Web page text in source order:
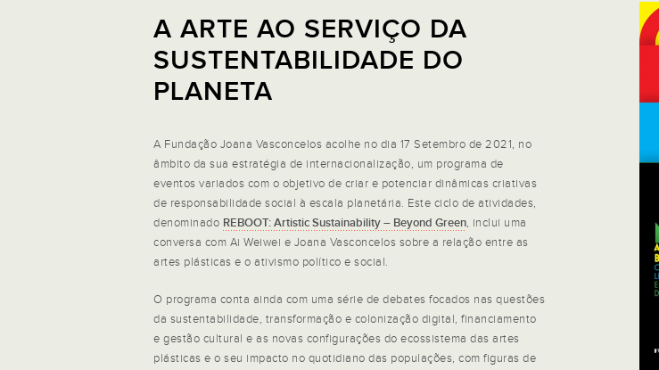
A ARTE AO SERVIÇO DA
SUSTENTABILIDADE DO
PLANETA
A Fundação Joana Vasconcelos acolhe no dia 17 Setembro de 2021, no
âmbito da sua estratégia de internacionalização, um programa de
eventos variados com o objetivo de criar e potenciar dinâmicas criativas
de responsabilidade social à escala planetária. Este ciclo de atividades,
denominado REBOOT: Artistic Sustainability – Beyond Green, inclui uma
conversa com Ai Weiwei e Joana Vasconcelos sobre a relação entre as
artes plásticas e o ativismo político e social.
O programa conta ainda com uma série de debates focados nas questões
da sustentabilidade, transformação e colonização digital, financiamento
e gestão cultural e as novas configurações do ecossistema das artes
plásticas e o seu impacto no quotidiano das populações, com figuras de